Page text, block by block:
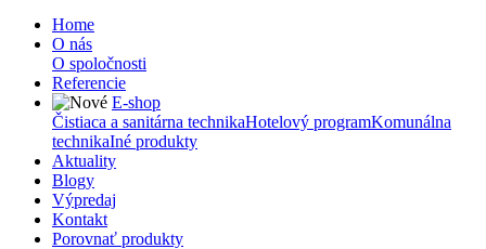
Home
O nás
O spoločnosti
Referencie
E-shop
Čistiaca a sanitárna technikaHotelový programKomunálna
technikaIné produkty
Aktuality
Blogy
Výpredaj
Kontakt
Porovnať produkty